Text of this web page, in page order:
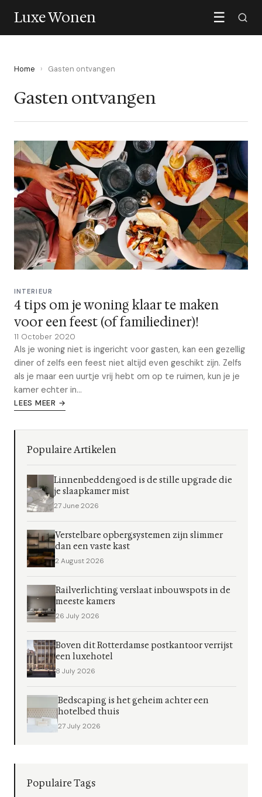
Luxe Wonen ☰
Home › Gasten ontvangen
Gasten ontvangen
INTERIEUR
4 tips om je woning klaar te maken
voor een feest (of familiediner)!
11 October 2020
Als je woning niet is ingericht voor gasten, kan een gezellig
diner of zelfs een feest niet altijd even geschikt zijn. Zelfs
als je maar een uurtje vrij hebt om op te ruimen, kun je je
kamer echter in...
LEES MEER →
Populaire Artikelen
Linnenbeddengoed is de stille upgrade die
je slaapkamer mist
27 June 2026
Verstelbare opbergsystemen zijn slimmer
dan een vaste kast
2 August 2026
Railverlichting verslaat inbouwspots in de
meeste kamers
26 July 2026
Boven dit Rotterdamse postkantoor verrijst
een luxehotel
8 July 2026
Bedscaping is het geheim achter een
hotelbed thuis
27 July 2026
Populaire Tags